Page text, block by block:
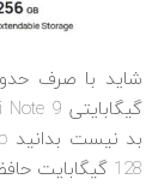
128 گیگابایت حافظه داخلی و 6 گیگابایت حافظه رم است.